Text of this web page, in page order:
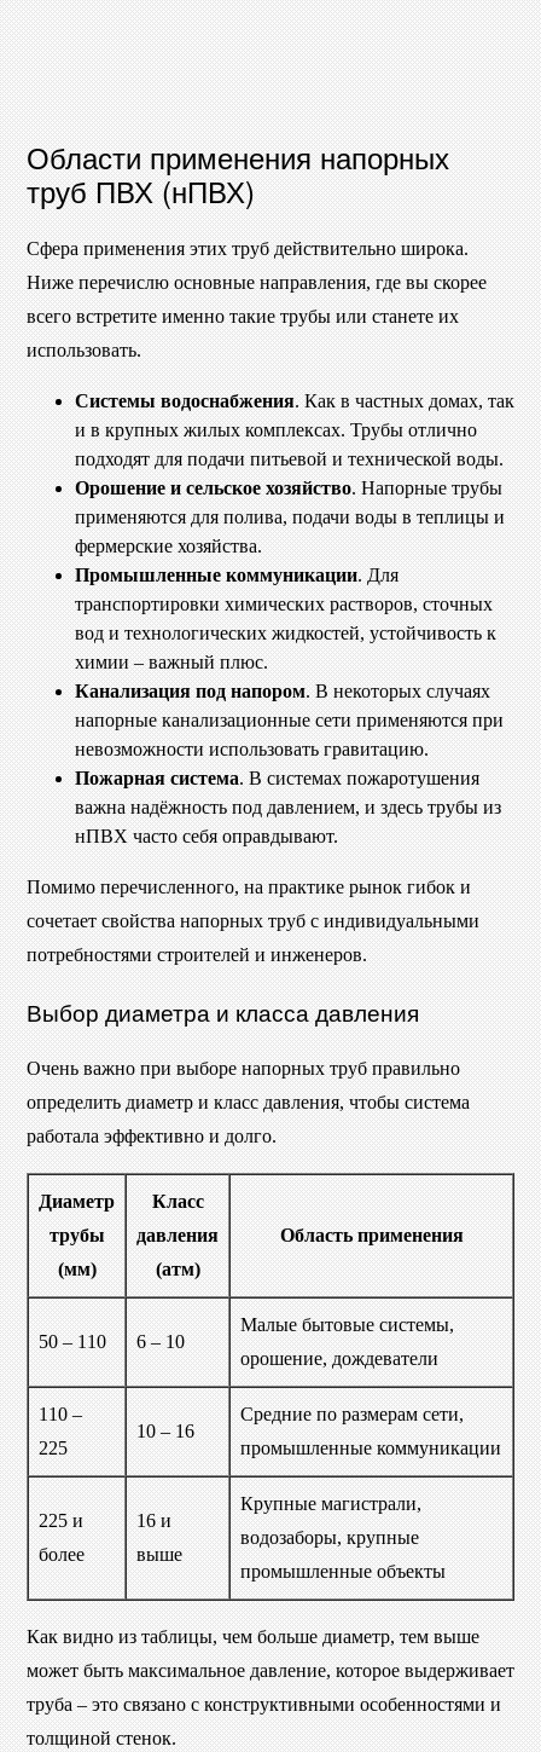
Области применения напорных
труб ПВХ (нПВХ)
Сфера применения этих труб действительно широка.
Ниже перечислю основные направления, где вы скорее
всего встретите именно такие трубы или станете их
использовать.
Системы водоснабжения. Как в частных домах, так
и в крупных жилых комплексах. Трубы отлично
подходят для подачи питьевой и технической воды.
Орошение и сельское хозяйство. Напорные трубы
применяются для полива, подачи воды в теплицы и
фермерские хозяйства.
Промышленные коммуникации. Для
транспортировки химических растворов, сточных
вод и технологических жидкостей, устойчивость к
химии – важный плюс.
Канализация под напором. В некоторых случаях
напорные канализационные сети применяются при
невозможности использовать гравитацию.
Пожарная система. В системах пожаротушения
важна надёжность под давлением, и здесь трубы из
нПВХ часто себя оправдывают.
Помимо перечисленного, на практике рынок гибок и
сочетает свойства напорных труб с индивидуальными
потребностями строителей и инженеров.
Выбор диаметра и класса давления
Очень важно при выборе напорных труб правильно
определить диаметр и класс давления, чтобы система
работала эффективно и долго.
Диаметр
трубы
(мм)
Класс
давления
(атм)
Область применения
50 – 110 6 – 10
Малые бытовые системы,
орошение, дождеватели
110 –
225
10 – 16
Средние по размерам сети,
промышленные коммуникации
225 и
более
16 и
выше
Крупные магистрали,
водозаборы, крупные
промышленные объекты
Как видно из таблицы, чем больше диаметр, тем выше
может быть максимальное давление, которое выдерживает
труба – это связано с конструктивными особенностями и
толщиной стенок.